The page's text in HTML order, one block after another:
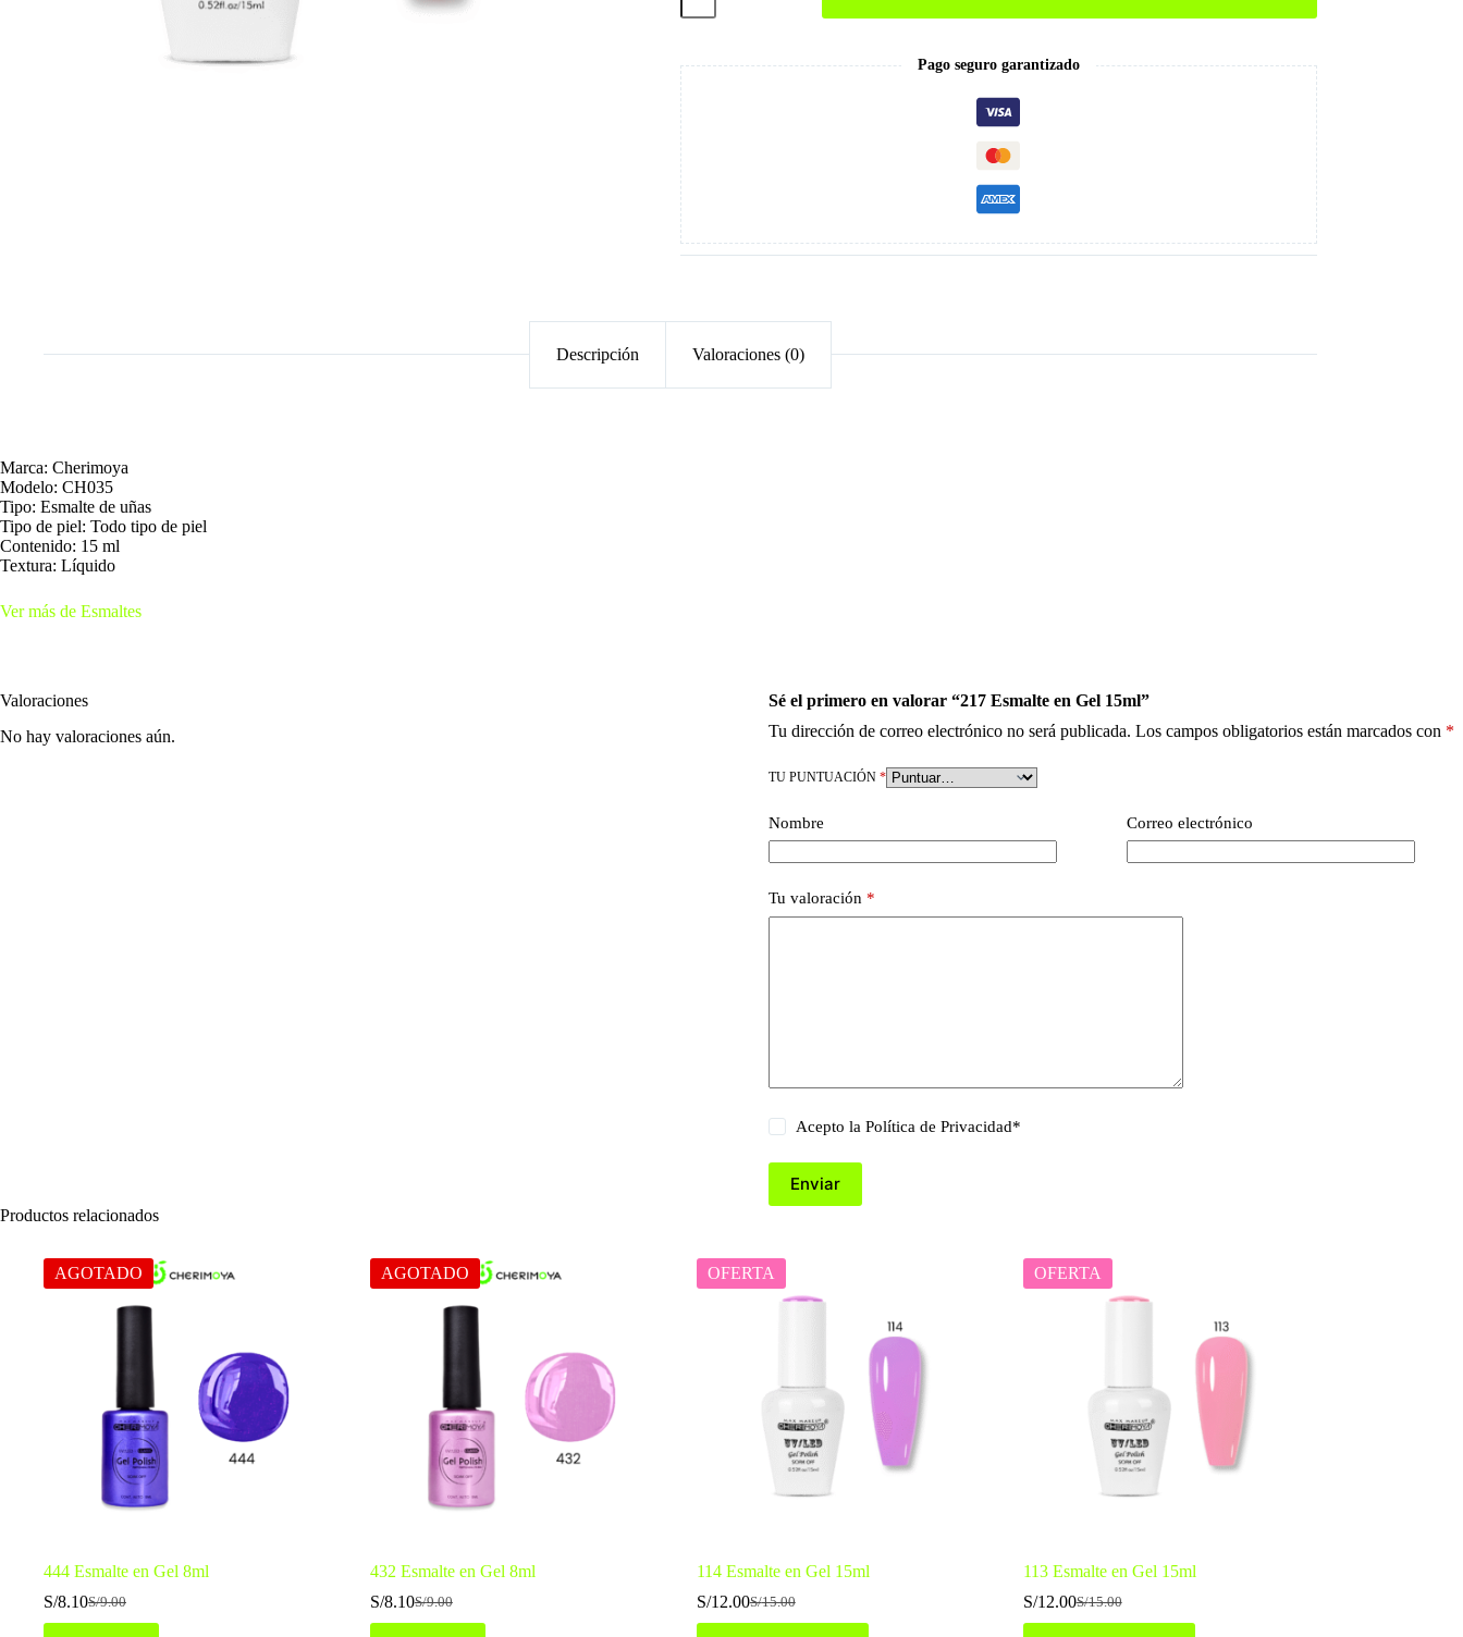
Gel
Pago seguro garantizado
Descripción Valoraciones (0)
Marca: Cherimoya
Modelo: CH035
Tipo: Esmalte de uñas
Tipo de piel: Todo tipo de piel
Contenido: 15 ml
Textura: Líquido
Ver más de Esmaltes
Valoraciones
No hay valoraciones aún.
Sé el primero en valorar “217 Esmalte en Gel 15ml”
Tu dirección de correo electrónico no será publicada. Los campos obligatorios están marcados con *
TU PUNTUACIÓN *
Nombre Correo electrónico
Tu valoración *
Acepto la Política de Privacidad*
Enviar
Productos relacionados
AGOTADO
444 Esmalte en Gel 8ml
S/9.00
El
S/8.10El
AGOTADO
432 Esmalte en Gel 8ml
S/9.00
El
S/8.10El
OFERTA
114 Esmalte en Gel 15ml
S/15.00
El
S/12.00El
OFERTA
113 Esmalte en Gel 15ml
S/15.00
El
S/12.00El